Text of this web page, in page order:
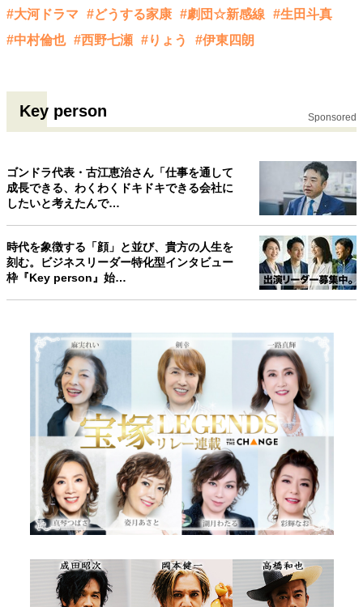
#大河ドラマ #どうする家康 #劇団☆新感線
#生田斗真
#中村倫也 #西野七瀬 #りょう #伊東四朗
Key person Sponsored
ゴンドラ代表・古江恵治さん「仕事を通して
成長できる、わくわくドキドキできる会社に
したいと考えたんで…
時代を象徴する「顔」と並び、貴方の人生を
刻む。ビジネスリーダー特化型インタビュー
枠『Key person』始…